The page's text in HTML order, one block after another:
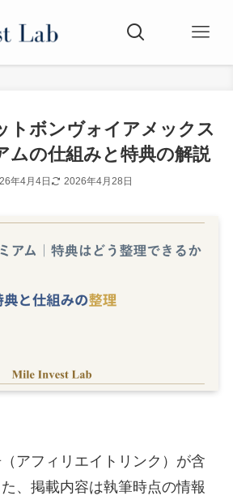
トボンヴォイアメックス
ムの仕組みと特典の解説
年4月4日 2026年4月28日
アフィリエイトリンク）が含
、掲載内容は執筆時点の情報